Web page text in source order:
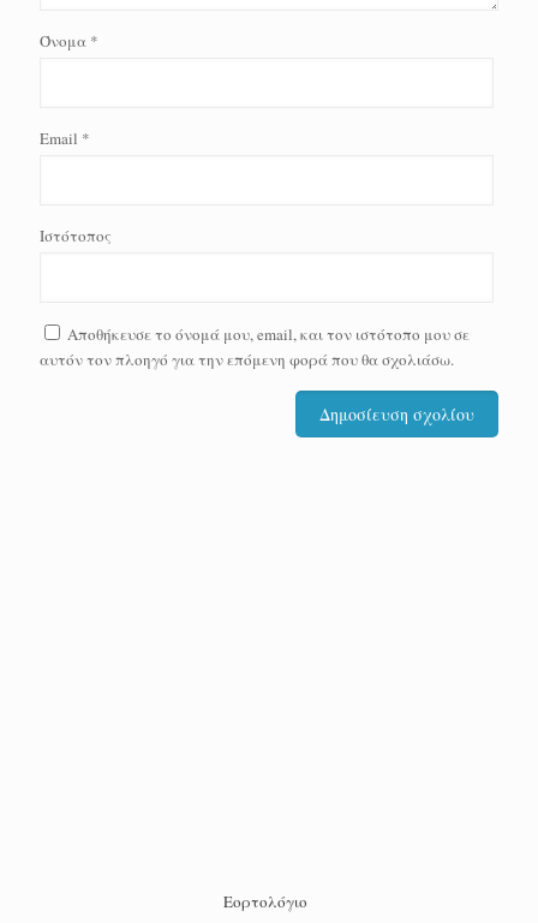
Όνομα *
Email *
Ιστότοπος
Αποθήκευσε το όνομά μου, email, και τον ιστότοπο μου σε
αυτόν τον πλοηγό για την επόμενη φορά που θα σχολιάσω.
Εορτολόγιο